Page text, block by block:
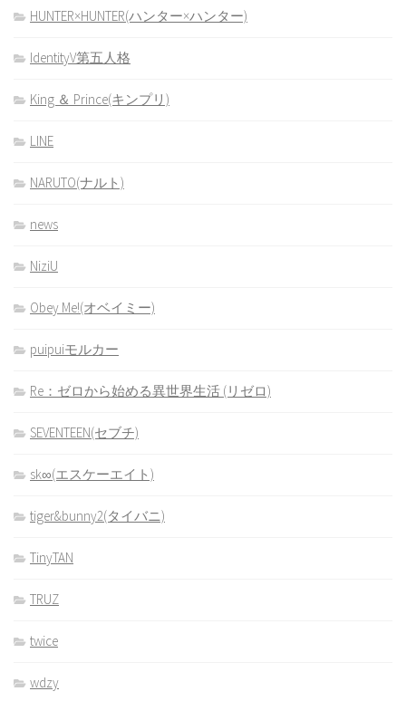
HUNTER×HUNTER(ハンター×ハンター)
IdentityV第五人格
King ＆ Prince(キンプリ)
LINE
NARUTO(ナルト)
news
NiziU
Obey Me!(オベイミー)
puipuiモルカー
Re：ゼロから始める異世界生活 (リゼロ)
SEVENTEEN(セブチ)
sk∞(エスケーエイト)
tiger&bunny2(タイバニ)
TinyTAN
TRUZ
twice
wdzy